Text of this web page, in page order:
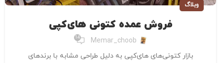
وبلاگ
فروش عمده کتونی های‌کپی
Memar_choob
14
بازار کتونی‌های های‌کپی به دلیل طراحی مشابه با برندهای